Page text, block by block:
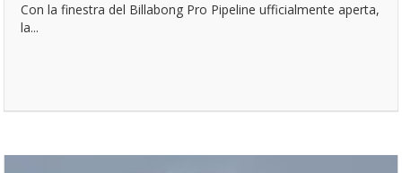
Con la finestra del Billabong Pro Pipeline ufficialmente aperta,
la...